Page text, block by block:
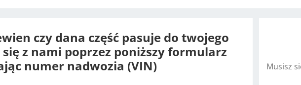
czy dana część pasuje do twojego
z nami poprzez poniższy formularz
numer nadwozia (VIN)
Musisz